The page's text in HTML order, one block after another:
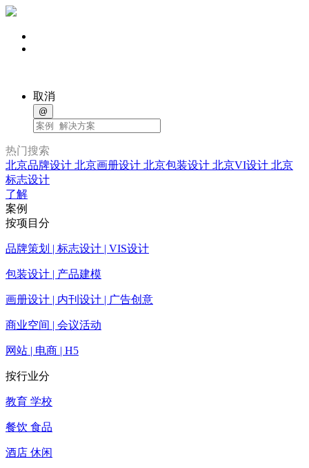
取消
@
热门搜索
北京品牌设计 北京画册设计 北京包装设计 北京VI设计 北京
标志设计
了解
案例
按项目分
品牌策划 | 标志设计 | VIS设计
包装设计 | 产品建模
画册设计 | 内刊设计 | 广告创意
商业空间 | 会议活动
网站 | 电商 | H5
按行业分
教育 学校
餐饮 食品
酒店 休闲